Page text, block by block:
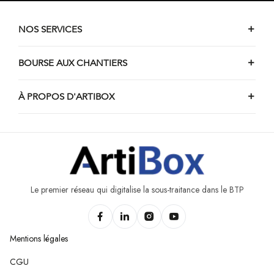
Chantiers d'etanchéité d'Estinnes
Chantiers d'etanchéité d'Amougies
Chantiers d'etanchéité de Beloeil
Chantiers d'etanchéité de Chapelle-lez-Herlaimont
NOS SERVICES
BOURSE AUX CHANTIERS
À PROPOS D'ARTIBOX
Le premier réseau qui digitalise la sous-traitance dans le BTP
Mentions légales
CGU